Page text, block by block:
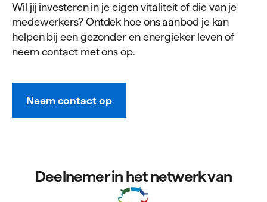
Wil jij investeren in je eigen vitaliteit of die van je
medewerkers? Ontdek hoe ons aanbod je kan
helpen bij een gezonder en energieker leven of
neem contact met ons op.
Neem contact op
Deelnemer in het netwerk van